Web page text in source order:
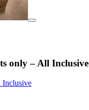
only – All Inclusive
Inclusive